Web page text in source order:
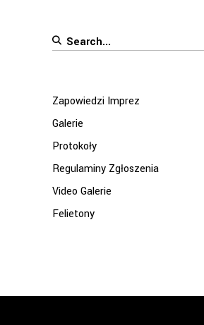
Search
Zapowiedzi Imprez
Galerie
Protokoły
Regulaminy Zgłoszenia
Video Galerie
Felietony